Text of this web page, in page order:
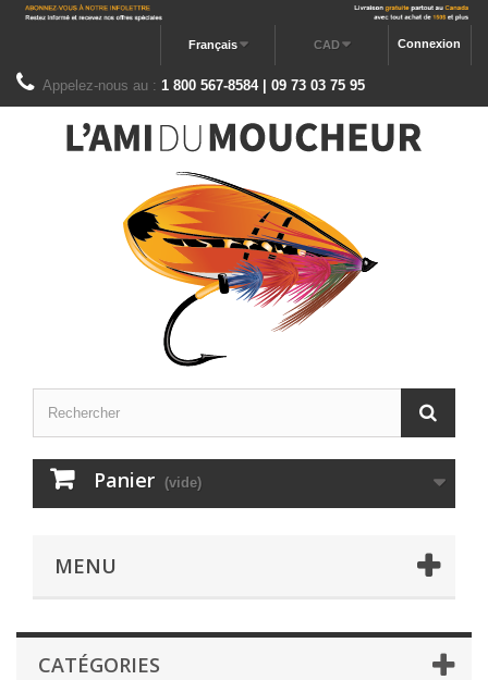
Connexion
CAD
Français
Appelez-nous au : 1 800 567-8584 | 09 73 03 75 95
Panier (vide)
MENU
CATÉGORIES